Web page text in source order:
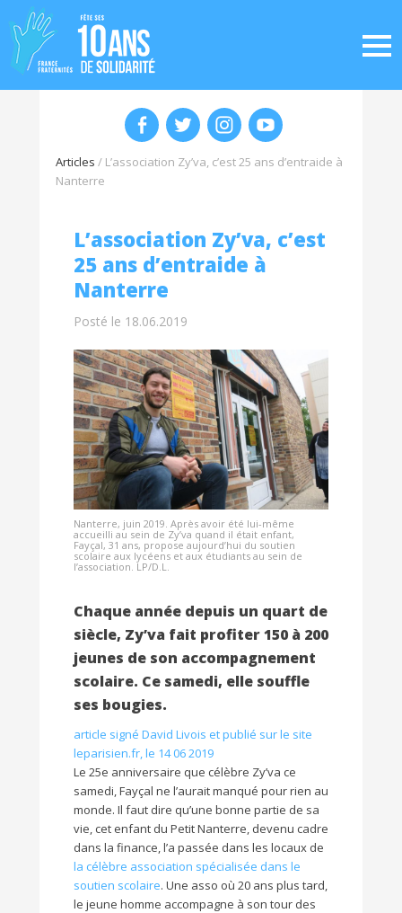
Articles / L’association Zy’va, c’est 25 ans d’entraide à
Nanterre
L’association Zy’va, c’est
25 ans d’entraide à
Nanterre
Posté le 18.06.2019
Nanterre, juin 2019. Après avoir été lui-même
accueilli au sein de Zy’va quand il était enfant,
Fayçal, 31 ans, propose aujourd’hui du soutien
scolaire aux lycéens et aux étudiants au sein de
l’association. LP/D.L.
Chaque année depuis un quart de
siècle, Zy’va fait profiter 150 à 200
jeunes de son accompagnement
scolaire. Ce samedi, elle souffle
ses bougies.
article signé David Livois et publié sur le site
leparisien.fr, le 14 06 2019
Le 25e anniversaire que célèbre Zy’va ce
samedi, Fayçal ne l’aurait manqué pour rien au
monde. Il faut dire qu’une bonne partie de sa
vie, cet enfant du Petit Nanterre, devenu cadre
dans la finance, l’a passée dans les locaux de
la célèbre association spécialisée dans le
soutien scolaire. Une asso où 20 ans plus tard,
le jeune homme accompagne à son tour des